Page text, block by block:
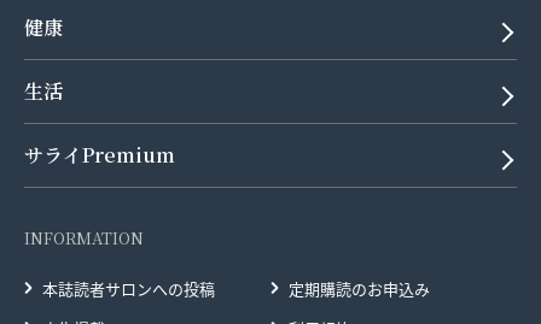
健康
生活
サライPremium
INFORMATION
本誌読者サロンへの投稿
定期購読のお申込み